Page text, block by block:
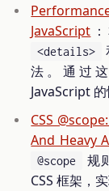
JavaScript
<details>
法。通过
JavaScript
CSS
And Heavy
@scope
规
CSS 框架，